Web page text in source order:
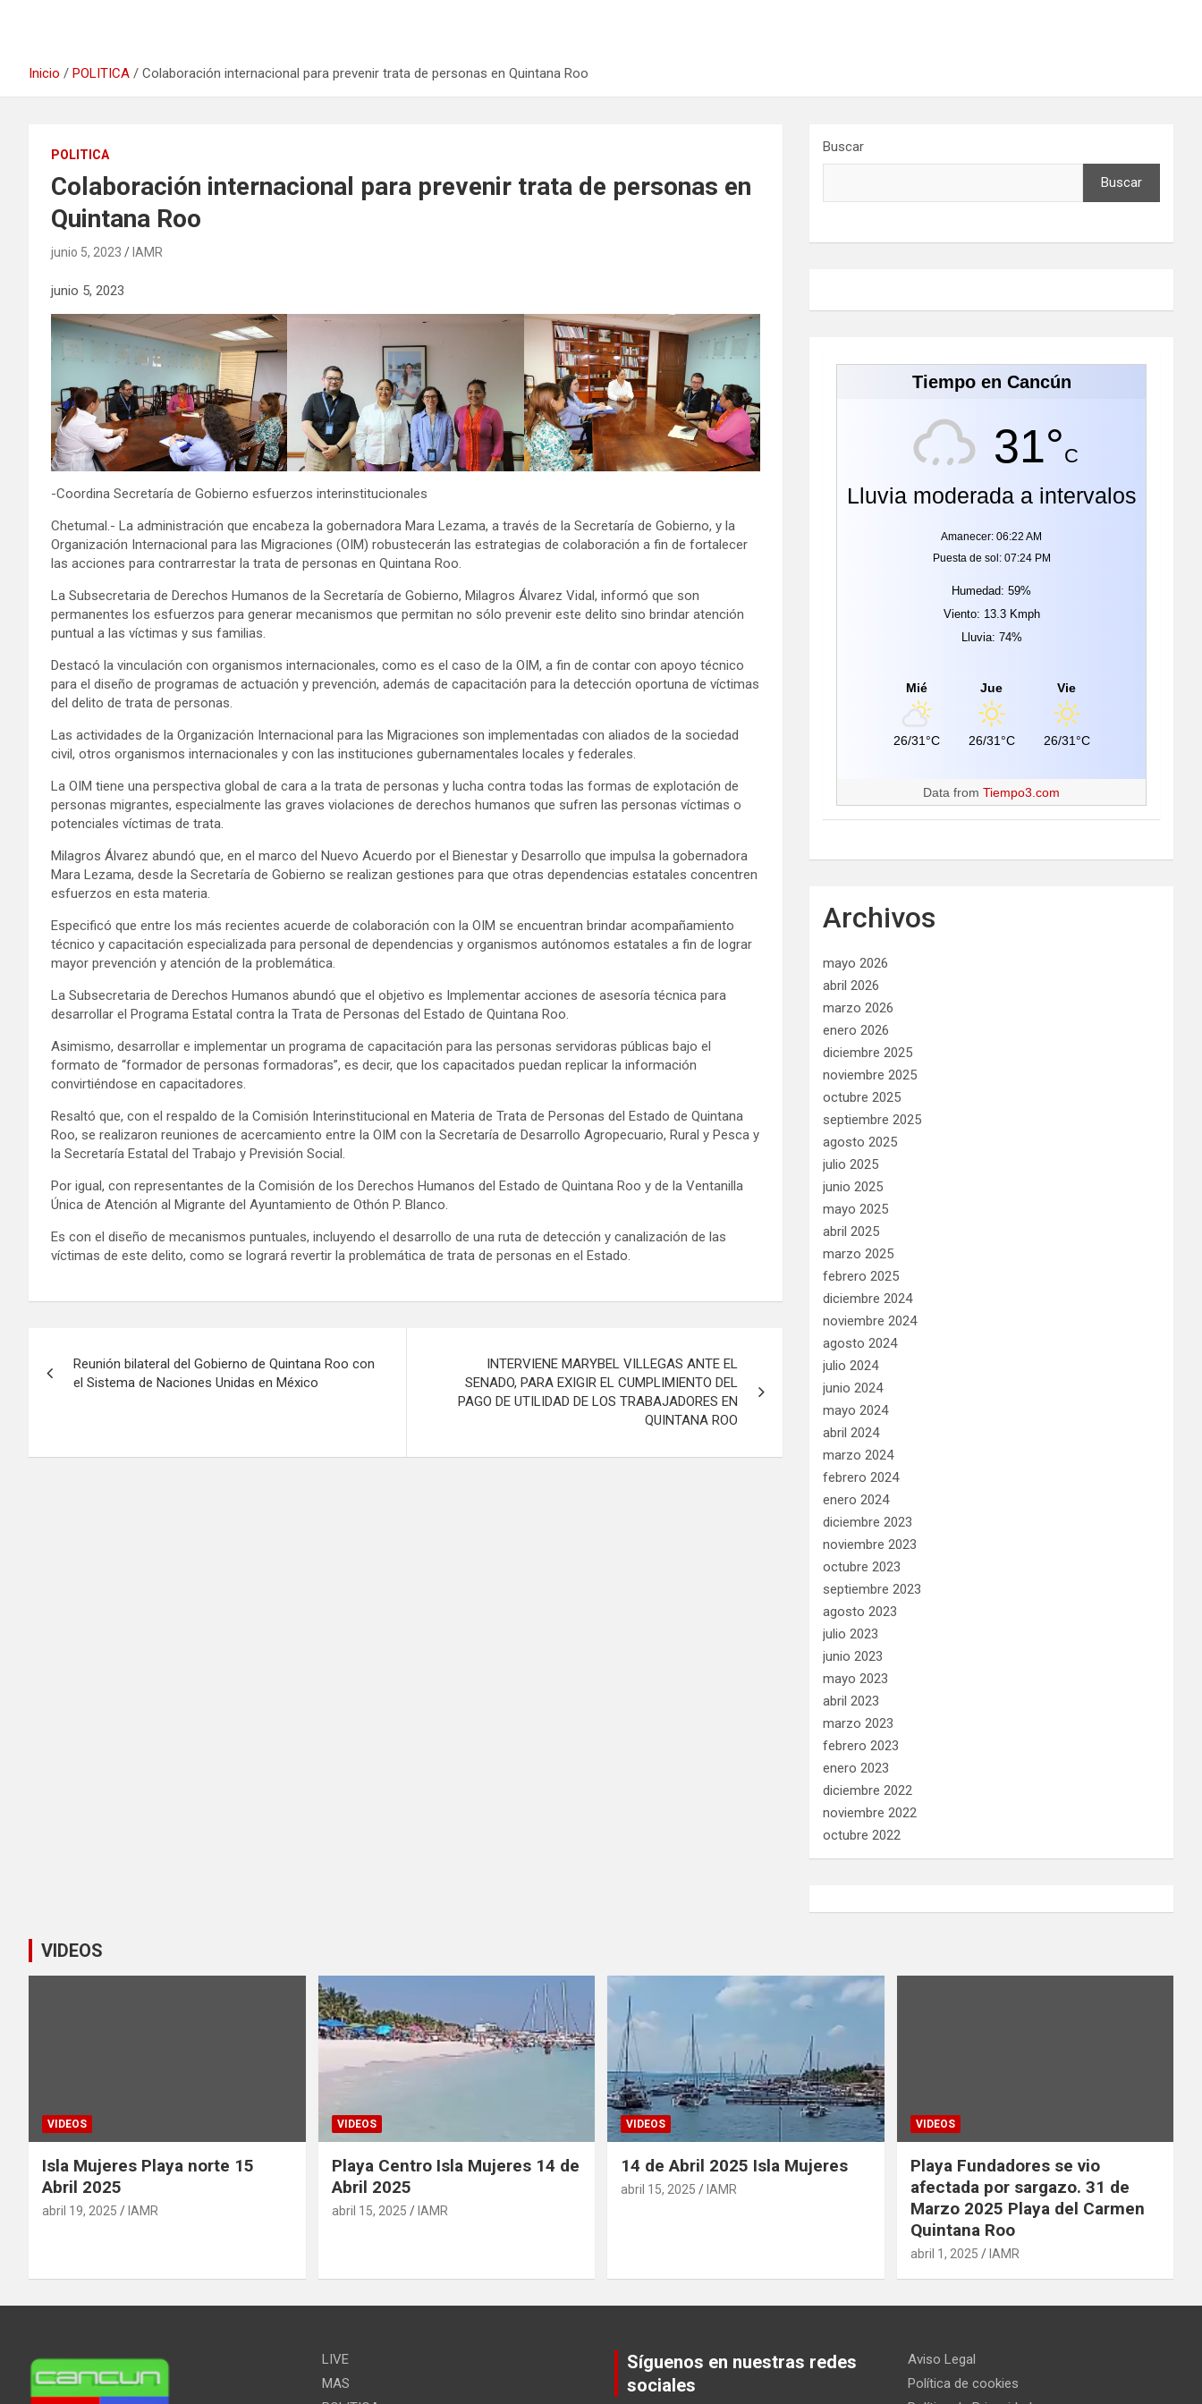
Inicio POLITICA Colaboración internacional para prevenir trata de personas en Quintana Roo
POLITICA
Colaboración internacional para prevenir trata de personas en
Quintana Roo
junio 5, 2023 IAMR
junio 5, 2023
-Coordina Secretaría de Gobierno esfuerzos interinstitucionales
Chetumal.- La administración que encabeza la gobernadora Mara Lezama, a través de la Secretaría de Gobierno, y la
Organización Internacional para las Migraciones (OIM) robustecerán las estrategias de colaboración a fin de fortalecer
las acciones para contrarrestar la trata de personas en Quintana Roo.
La Subsecretaria de Derechos Humanos de la Secretaría de Gobierno, Milagros Álvarez Vidal, informó que son
permanentes los esfuerzos para generar mecanismos que permitan no sólo prevenir este delito sino brindar atención
puntual a las víctimas y sus familias.
Destacó la vinculación con organismos internacionales, como es el caso de la OIM, a fin de contar con apoyo técnico
para el diseño de programas de actuación y prevención, además de capacitación para la detección oportuna de víctimas
del delito de trata de personas.
Las actividades de la Organización Internacional para las Migraciones son implementadas con aliados de la sociedad
civil, otros organismos internacionales y con las instituciones gubernamentales locales y federales.
La OIM tiene una perspectiva global de cara a la trata de personas y lucha contra todas las formas de explotación de
personas migrantes, especialmente las graves violaciones de derechos humanos que sufren las personas víctimas o
potenciales víctimas de trata.
Milagros Álvarez abundó que, en el marco del Nuevo Acuerdo por el Bienestar y Desarrollo que impulsa la gobernadora
Mara Lezama, desde la Secretaría de Gobierno se realizan gestiones para que otras dependencias estatales concentren
esfuerzos en esta materia.
Especificó que entre los más recientes acuerde de colaboración con la OIM se encuentran brindar acompañamiento
técnico y capacitación especializada para personal de dependencias y organismos autónomos estatales a fin de lograr
mayor prevención y atención de la problemática.
La Subsecretaria de Derechos Humanos abundó que el objetivo es Implementar acciones de asesoría técnica para
desarrollar el Programa Estatal contra la Trata de Personas del Estado de Quintana Roo.
Asimismo, desarrollar e implementar un programa de capacitación para las personas servidoras públicas bajo el
formato de “formador de personas formadoras”, es decir, que los capacitados puedan replicar la información
convirtiéndose en capacitadores.
Resaltó que, con el respaldo de la Comisión Interinstitucional en Materia de Trata de Personas del Estado de Quintana
Roo, se realizaron reuniones de acercamiento entre la OIM con la Secretaría de Desarrollo Agropecuario, Rural y Pesca y
la Secretaría Estatal del Trabajo y Previsión Social.
Por igual, con representantes de la Comisión de los Derechos Humanos del Estado de Quintana Roo y de la Ventanilla
Única de Atención al Migrante del Ayuntamiento de Othón P. Blanco.
Es con el diseño de mecanismos puntuales, incluyendo el desarrollo de una ruta de detección y canalización de las
víctimas de este delito, como se logrará revertir la problemática de trata de personas en el Estado.
de
Reunión bilateral del Gobierno de Quintana Roo con
el Sistema de Naciones Unidas en México
INTERVIENE MARYBEL VILLEGAS ANTE EL
SENADO, PARA EXIGIR EL CUMPLIMIENTO DEL
PAGO DE UTILIDAD DE LOS TRABAJADORES EN
QUINTANA ROO
Buscar
Buscar
Tiempo en Cancún
31°C
Lluvia moderada a intervalos
Amanecer: 06:22 AM
Puesta de sol: 07:24 PM
Humedad: 59%
Viento: 13.3 Kmph
Lluvia: 74%
Mié
26/31°C
Jue
26/31°C
Vie
26/31°C
Data fromTiempo3.com
Archivos
mayo 2026
abril 2026
marzo 2026
enero 2026
diciembre 2025
noviembre 2025
octubre 2025
septiembre 2025
agosto 2025
julio 2025
junio 2025
mayo 2025
abril 2025
marzo 2025
febrero 2025
diciembre 2024
noviembre 2024
agosto 2024
julio 2024
junio 2024
mayo 2024
abril 2024
marzo 2024
febrero 2024
enero 2024
diciembre 2023
noviembre 2023
octubre 2023
septiembre 2023
agosto 2023
julio 2023
junio 2023
mayo 2023
abril 2023
marzo 2023
febrero 2023
enero 2023
diciembre 2022
noviembre 2022
octubre 2022
VIDEOS
VIDEOS
Isla Mujeres Playa norte 15
Abril 2025
abril 19, 2025 IAMR
VIDEOS
Playa Centro Isla Mujeres 14 de
Abril 2025
abril 15, 2025 IAMR
VIDEOS
14 de Abril 2025 Isla Mujeres
abril 15, 2025 IAMR
VIDEOS
Playa Fundadores se vio
afectada por sargazo. 31 de
Marzo 2025 Playa del Carmen
Quintana Roo
abril 1, 2025 IAMR
LIVE
MAS
Síguenos en nuestras redes
sociales
Aviso Legal
Política de cookies